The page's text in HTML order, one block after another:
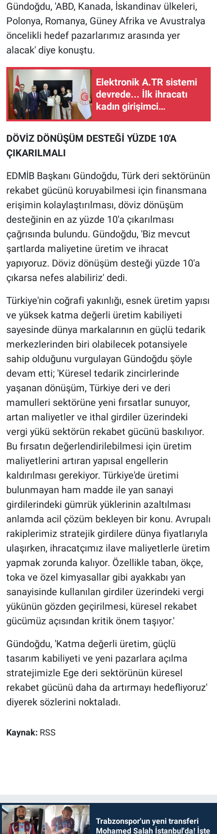
Gündoğdu, 'ABD, Kanada, İskandinav ülkeleri,
Polonya, Romanya, Güney Afrika ve Avustralya
öncelikli hedef pazarlarımız arasında yer
alacak' diye konuştu.
Elektronik A.TR sistemi
devrede... İlk ihracatı
kadın girişimci
DÖVİZ DÖNÜŞÜM DESTEĞİ YÜZDE 10'A
ÇIKARILMALI
EDMİB Başkanı Gündoğdu, Türk deri sektörünün
rekabet gücünü koruyabilmesi için finansmana
erişimin kolaylaştırılması, döviz dönüşüm
desteğinin en az yüzde 10'a çıkarılması
çağrısında bulundu. Gündoğdu, 'Biz mevcut
şartlarda maliyetine üretim ve ihracat
yapıyoruz. Döviz dönüşüm desteği yüzde 10'a
çıkarsa nefes alabiliriz' dedi.
Türkiye'nin coğrafi yakınlığı, esnek üretim yapısı
ve yüksek katma değerli üretim kabiliyeti
sayesinde dünya markalarının en güçlü tedarik
merkezlerinden biri olabilecek potansiyele
sahip olduğunu vurgulayan Gündoğdu şöyle
devam etti; 'Küresel tedarik zincirlerinde
yaşanan dönüşüm, Türkiye deri ve deri
mamulleri sektörüne yeni fırsatlar sunuyor,
artan maliyetler ve ithal girdiler üzerindeki
vergi yükü sektörün rekabet gücünü baskılıyor.
Bu fırsatın değerlendirilebilmesi için üretim
maliyetlerini artıran yapısal engellerin
kaldırılması gerekiyor. Türkiye'de üretimi
bulunmayan ham madde ile yan sanayi
girdilerindeki gümrük yüklerinin azaltılması
anlamda acil çözüm bekleyen bir konu. Avrupalı
rakiplerimiz stratejik girdilere dünya fiyatlarıyla
ulaşırken, ihracatçımız ilave maliyetlerle üretim
yapmak zorunda kalıyor. Özellikle taban, ökçe,
toka ve özel kimyasallar gibi ayakkabı yan
sanayisinde kullanılan girdiler üzerindeki vergi
yükünün gözden geçirilmesi, küresel rekabet
gücümüz açısından kritik önem taşıyor.'
Gündoğdu, 'Katma değerli üretim, güçlü
tasarım kabiliyeti ve yeni pazarlara açılma
stratejimizle Ege deri sektörünün küresel
rekabet gücünü daha da artırmayı hedefliyoruz'
diyerek sözlerini noktaladı.
Kaynak: RSS
Trabzonspor'un yeni transferi
Mohamed Salah İstanbul'da! İşte